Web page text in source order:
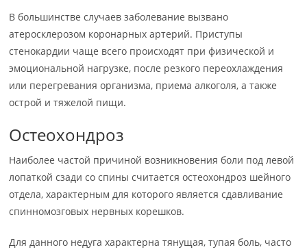
В большинстве случаев заболевание вызвано
атеросклерозом коронарных артерий. Приступы
стенокардии чаще всего происходят при физической и
эмоциональной нагрузке, после резкого переохлаждения
или перегревания организма, приема алкоголя, а также
острой и тяжелой пищи.
Остеохондроз
Наиболее частой причиной возникновения боли под левой
лопаткой сзади со спины считается остеохондроз шейного
отдела, характерным для которого является сдавливание
спинномозговых нервных корешков.
Для данного недуга характерна тянущая, тупая боль, часто